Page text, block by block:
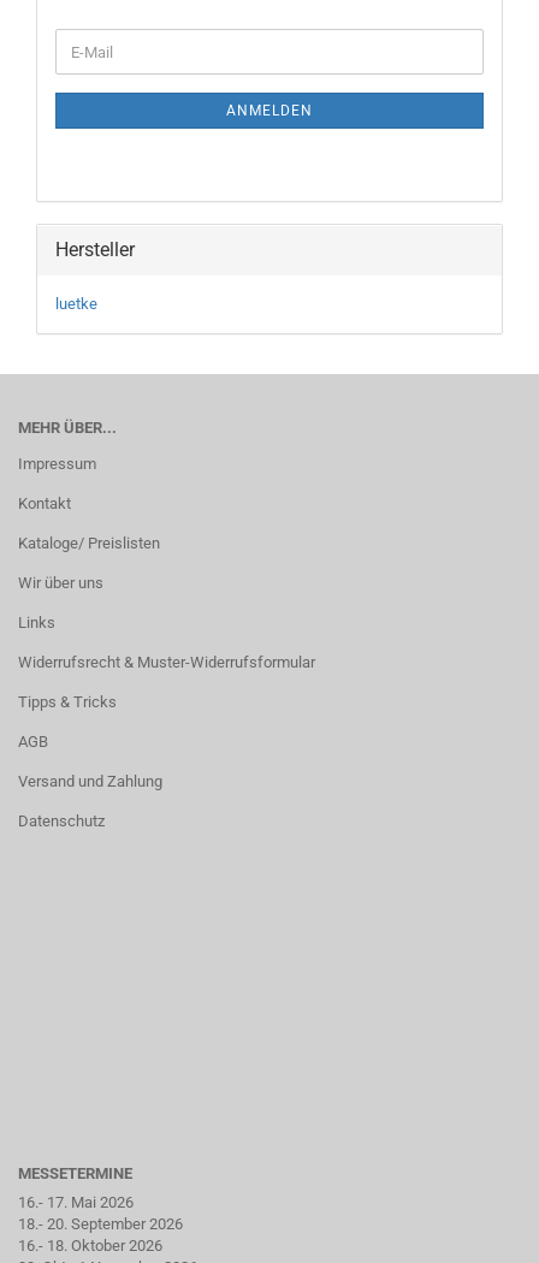
ZUR
E-
Mail
ANMELDEN
Hersteller
luetke
MEHR ÜBER...
Impressum
Kontakt
Kataloge/ Preislisten
Wir über uns
Links
Widerrufsrecht & Muster-Widerrufsformular
Tipps & Tricks
AGB
Versand und Zahlung
Datenschutz
MESSETERMINE
16.- 17. Mai 2026
18.- 20. September 2026
16.- 18. Oktober 2026